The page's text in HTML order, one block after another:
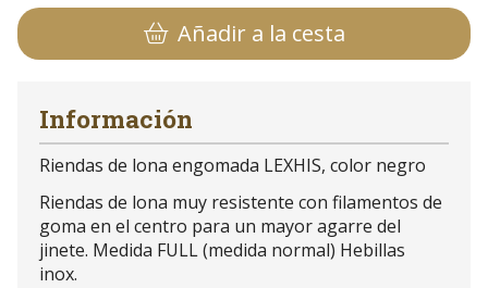
Añadir a la cesta
Información
Riendas de lona engomada LEXHIS, color negro
Riendas de lona muy resistente con filamentos de
goma en el centro para un mayor agarre del
jinete. Medida FULL (medida normal) Hebillas
inox.